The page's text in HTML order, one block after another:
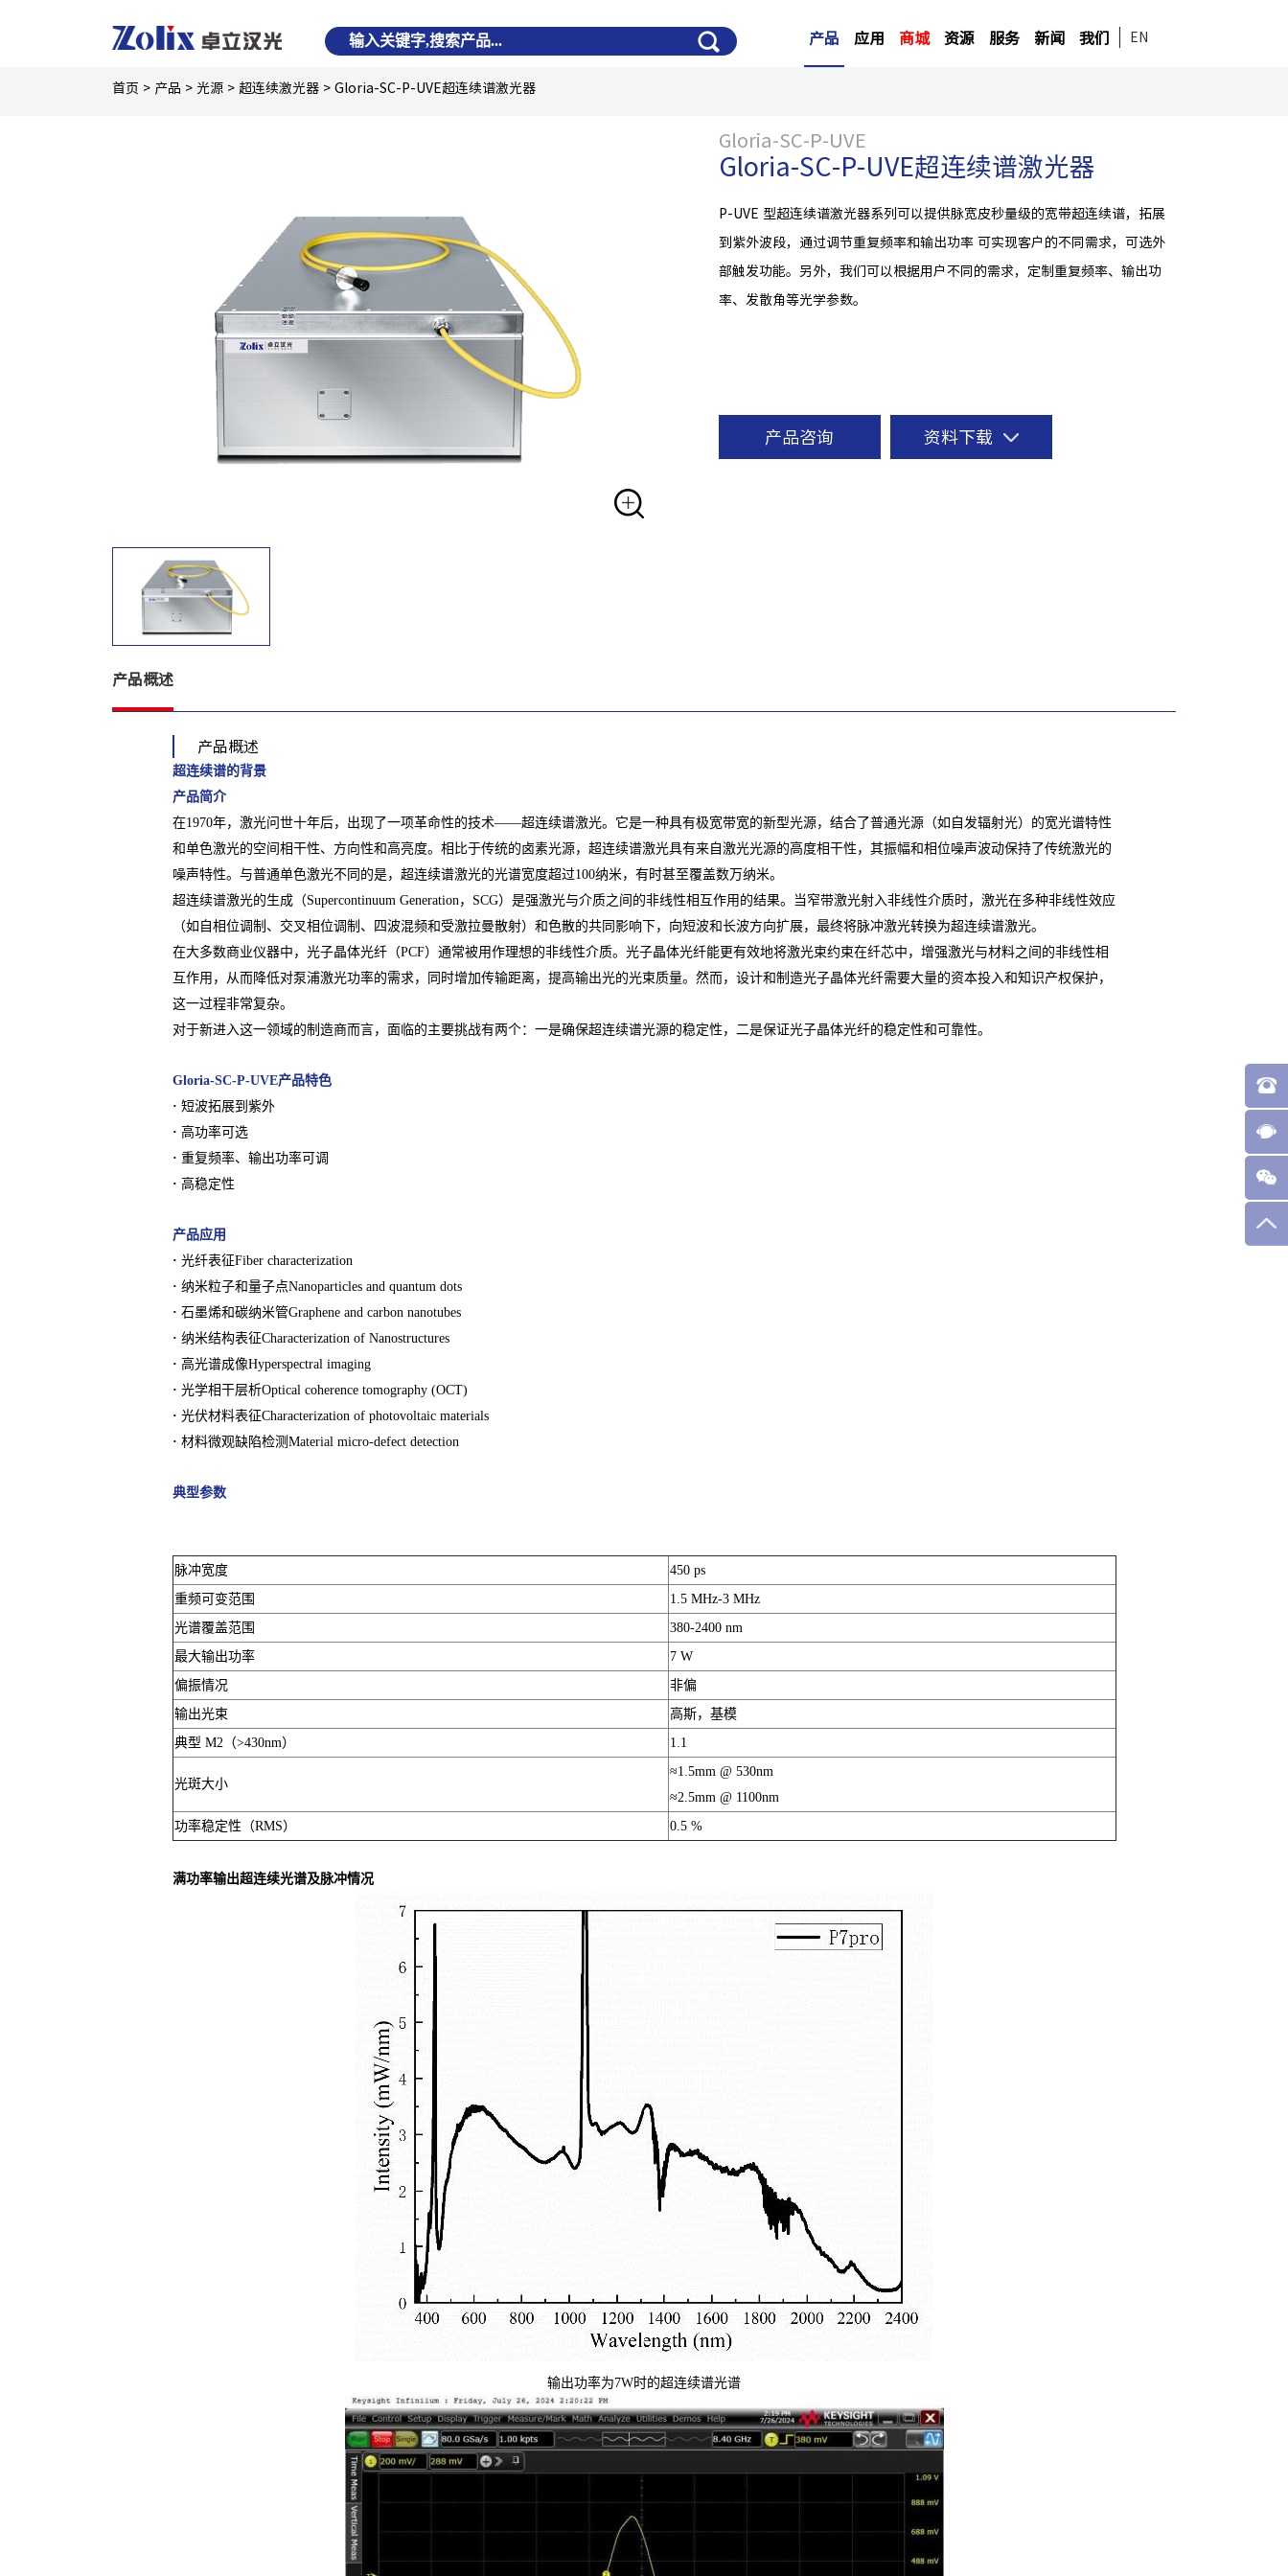
产品 应用 商城 资源 服务 新闻 我们 EN
首页 > 产品 > 光源 > 超连续激光器 >Gloria-SC-P-UVE超连续谱激光器
Gloria-SC-P-UVE
Gloria-SC-P-UVE超连续谱激光器
P-UVE 型超连续谱激光器系列可以提供脉宽皮秒量级的宽带超连续谱，拓展
到紫外波段，通过调节重复频率和输出功率 可实现客户的不同需求，可选外
部触发功能。另外，我们可以根据用户不同的需求，定制重复频率、输出功
率、发散角等光学参数。
产品咨询 资料下载
产品概述
产品概述
超连续谱的背景
产品简介
在1970年，激光问世十年后，出现了一项革命性的技术——超连续谱激光。它是一种具有极宽带宽的新型光源，结合了普通光源（如自发辐射光）的宽光谱特性
和单色激光的空间相干性、方向性和高亮度。相比于传统的卤素光源，超连续谱激光具有来自激光光源的高度相干性，其振幅和相位噪声波动保持了传统激光的
噪声特性。与普通单色激光不同的是，超连续谱激光的光谱宽度超过100纳米，有时甚至覆盖数万纳米。
超连续谱激光的生成（Supercontinuum Generation，SCG）是强激光与介质之间的非线性相互作用的结果。当窄带激光射入非线性介质时，激光在多种非线性效应
（如自相位调制、交叉相位调制、四波混频和受激拉曼散射）和色散的共同影响下，向短波和长波方向扩展，最终将脉冲激光转换为超连续谱激光。
在大多数商业仪器中，光子晶体光纤（PCF）通常被用作理想的非线性介质。光子晶体光纤能更有效地将激光束约束在纤芯中，增强激光与材料之间的非线性相
互作用，从而降低对泵浦激光功率的需求，同时增加传输距离，提高输出光的光束质量。然而，设计和制造光子晶体光纤需要大量的资本投入和知识产权保护，
这一过程非常复杂。
对于新进入这一领域的制造商而言，面临的主要挑战有两个：一是确保超连续谱光源的稳定性，二是保证光子晶体光纤的稳定性和可靠性。
Gloria-SC-P-UVE产品特色
· 短波拓展到紫外
· 高功率可选
· 重复频率、输出功率可调
· 高稳定性
产品应用
· 光纤表征Fiber characterization
· 纳米粒子和量子点Nanoparticles and quantum dots
· 石墨烯和碳纳米管Graphene and carbon nanotubes
· 纳米结构表征Characterization of Nanostructures
· 高光谱成像Hyperspectral imaging
· 光学相干层析Optical coherence tomography (OCT)
· 光伏材料表征Characterization of photovoltaic materials
· 材料微观缺陷检测Material micro-defect detection
典型参数
脉冲宽度
450 ps
重频可变范围
1.5 MHz-3 MHz
光谱覆盖范围
380-2400 nm
最大输出功率
7 W
偏振情况
非偏
输出光束
高斯，基模
典型 M2（>430nm）
1.1
光斑大小
≈1.5mm @ 530nm
≈2.5mm @ 1100nm
功率稳定性（RMS）
0.5 %
满功率输出超连续光谱及脉冲情况
输出功率为7W时的超连续谱光谱